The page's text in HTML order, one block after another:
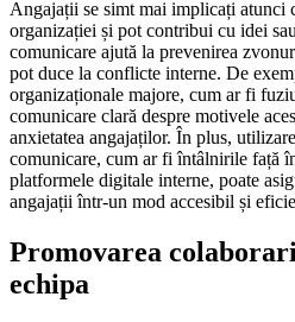
Angajații se simt mai implicați atunci
organizației și pot contribui cu idei
comunicare ajută la prevenirea
pot duce la conflicte interne. De
organizaționale majore, cum ar fi
comunicare clară despre motivele
anxietatea angajaților. În plus,
comunicare, cum ar fi întâlnirile față
platformele digitale interne, poate
angajații într-un mod accesibil și
Promovarea
echipa